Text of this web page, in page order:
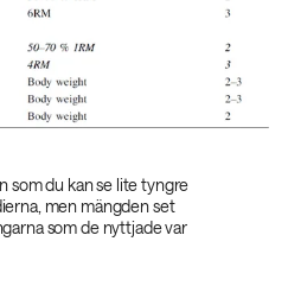
som du kan se lite tyngre
men mängden set
som de nyttjade var